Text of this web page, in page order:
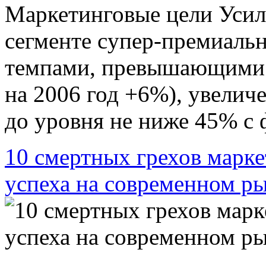
Маркетинговые цели
сегменте cупер-
темпами, превышающими
на 2006 год +6%),
до уровня не ниже 45% с
10 смертных грехов
успеха на современном